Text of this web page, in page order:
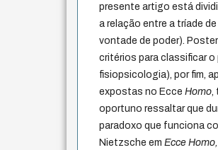
presente artigo está
a relação entre a tríade
vontade de poder).
critérios para classificar
fisiopsicologia), por fim,
expostas no EcceHomo
oportuno ressaltar que
paradoxo que funciona
Nietzsche emEcce